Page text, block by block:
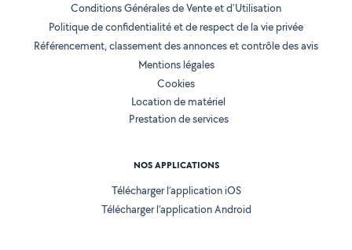
Conditions Générales de Vente et d'Utilisation
Politique de confidentialité et de respect de la vie privée
Référencement, classement des annonces et contrôle des avis
Mentions légales
Cookies
Location de matériel
Prestation de services
NOS APPLICATIONS
Télécharger l’application iOS
Télécharger l’application Android